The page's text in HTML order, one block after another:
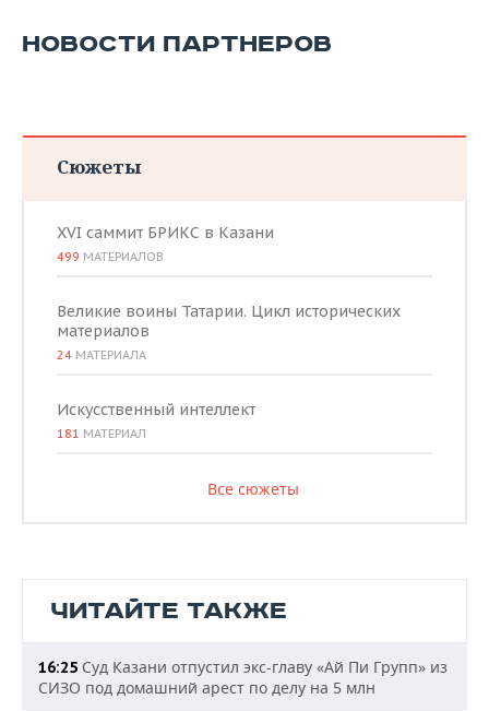
НОВОСТИ ПАРТНЕРОВ
Сюжеты
XVI саммит БРИКС в Казани
499 МАТЕРИАЛОВ
Великие воины Татарии. Цикл исторических
материалов
24 МАТЕРИАЛА
Искусственный интеллект
181 МАТЕРИАЛ
Все сюжеты
ЧИТАЙТЕ ТАКЖЕ
16:25 Суд Казани отпустил экс-главу «Ай Пи Групп» из
СИЗО под домашний арест по делу на 5 млн